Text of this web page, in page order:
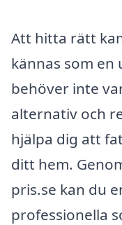
Att hitta rätt
kännas som
behöver inte
alternativ och
hjälpa dig att
ditt hem.
pris.se kan du
professionella